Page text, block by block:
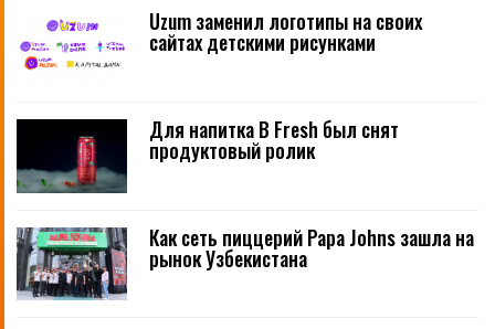
Uzum заменил логотипы на своих
сайтах детскими рисунками
Для напитка B Fresh был снят
продуктовый ролик
Как сеть пиццерий Papa Johns зашла на
рынок Узбекистана